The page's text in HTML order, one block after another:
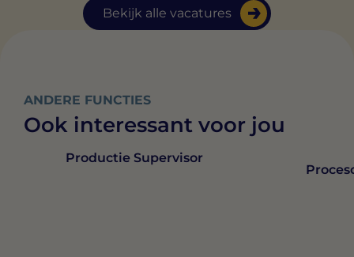
Bekijk alle vacatures
ANDERE FUNCTIES
Ook interessant voor jou
Productie Supervisor